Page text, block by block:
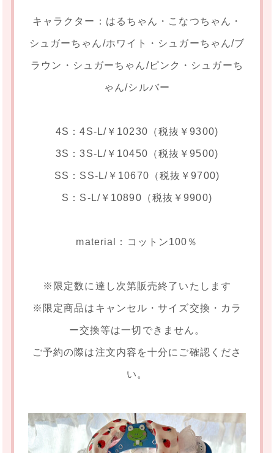
キャラクター：はるちゃん・こなつちゃん・
シュガーちゃん/ホワイト・シュガーちゃん/ブ
ラウン・シュガーちゃん/ピンク・シュガーち
ゃん/シルバー
4S：4S-L/￥10230（税抜￥9300)
3S：3S-L/￥10450（税抜￥9500)
SS：SS-L/￥10670（税抜￥9700)
S：S-L/￥10890（税抜￥9900)
material：コットン100％
※限定数に達し次第販売終了いたします
※限定商品はキャンセル・サイズ交換・カラ
ー交換等は一切できません。
ご予約の際は注文内容を十分にご確認くださ
い。